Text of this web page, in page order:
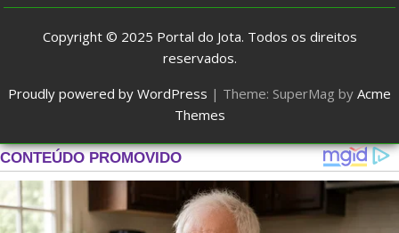
Copyright © 2025 Portal do Jota. Todos os direitos
reservados.
Proudly powered by WordPress | Theme: SuperMag by Acme
Themes